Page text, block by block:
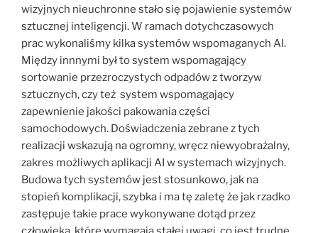
wizyjnych nieuchronne stało się pojawienie systemów
sztucznej inteligencji. W ramach dotychczasowych
prac wykonaliśmy kilka systemów wspomaganych AI.
Między innnymi był to system wspomagający
sortowanie przezroczystych odpadów z tworzyw
sztucznych, czy też system wspomagający
zapewnienie jakości pakowania części
samochodowych. Doświadczenia zebrane z tych
realizacji wskazują na ogromny, wręcz niewyobrażalny,
zakres możliwych aplikacji AI w systemach wizyjnych.
Budowa tych systemów jest stosunkowo, jak na
stopień komplikacji, szybka i ma tę zaletę że jak rzadko
zastępuje takie prace wykonywane dotąd przez